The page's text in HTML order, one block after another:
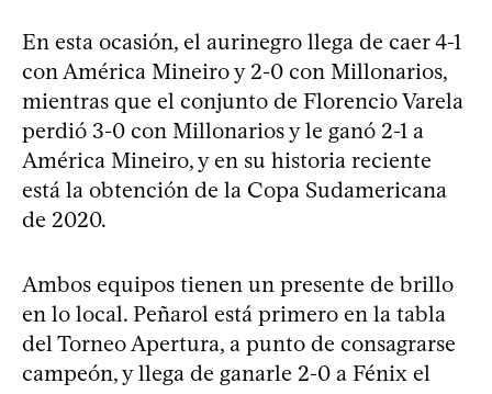
En esta ocasión, el aurinegro llega de caer 4-1
con América Mineiro y 2-0 con Millonarios,
mientras que el conjunto de Florencio Varela
perdió 3-0 con Millonarios y le ganó 2-1 a
América Mineiro, y en su historia reciente
está la obtención de la Copa Sudamericana
de 2020.
Ambos equipos tienen un presente de brillo
en lo local. Peñarol está primero en la tabla
del Torneo Apertura, a punto de consagrarse
campeón, y llega de ganarle 2-0 a Fénix el